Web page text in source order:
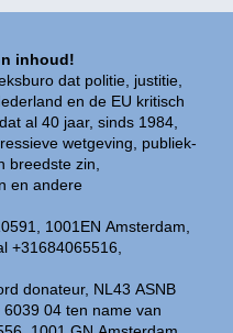
inhoud!
dat politie, justitie,
en de EU kritisch
al 40 jaar, sinds 1984,
wetgeving, publiek-
breedste zin,
en andere
1001EN Amsterdam,
+31684065516,
donateur, NL43 ASNB
04 ten name van